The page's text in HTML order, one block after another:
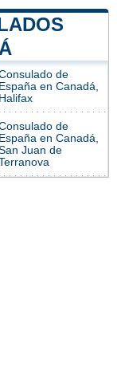
de
España en Canadá,
Halifax
de
España en Canadá,
Juan de